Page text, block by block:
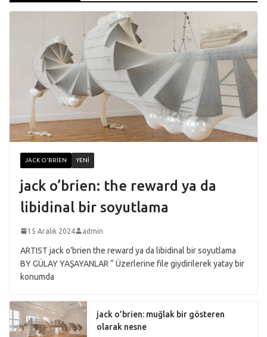
JACK O'BRIEN YENI
jack o’brien: the reward ya da
libidinal bir soyutlama
15 Aralık 2024 admin
ARTIST jack o’brien the reward ya da libidinal bir soyutlama
BY GÜLAY YAŞAYANLAR “ Üzerlerine file giydirilerek yatay bir
konumda
jack o’brien: muğlak bir gösteren
olarak nesne